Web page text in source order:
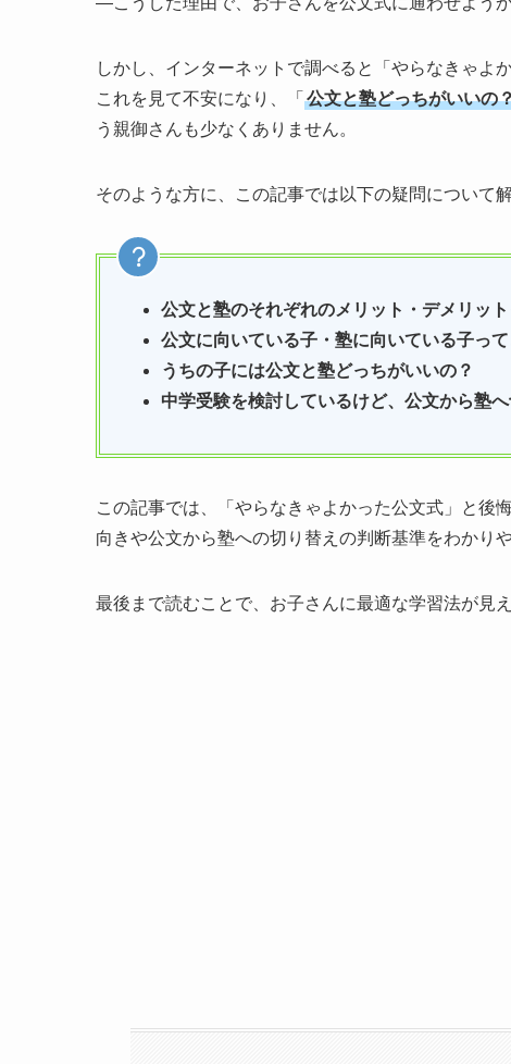
しかし、インターネットで調べると「やらなきゃよ
これを見て不安になり、「 公文と塾どっちがいいの
う親御さんも少なくありません。
そのような方に、この記事では以下の疑問について
公文と塾のそれぞれのメリット・デメリット
公文に向いている子・塾に向いている子って
うちの子には公文と塾どっちがいいの？
中学受験を検討しているけど、公文から塾
この記事では、「やらなきゃよかった公文式」と後
向きや公文から塾への切り替えの判断基準をわかり
最後まで読むことで、お子さんに最適な学習法が見え